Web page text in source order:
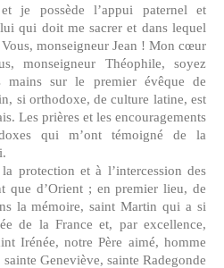
je possède l’appui paternel et
qui doit me sacrer et dans lequel
monseigneur Jean ! Mon cœur
monseigneur Théophile, soyez
mains sur le premier évêque de
si orthodoxe, de culture latine, est
Les prières et les encouragements
qui m’ont témoigné de la
protection et à l’intercession des
que d’Orient ; en premier lieu, de
la mémoire, saint Martin qui a si
de la France et, par excellence,
Irénée, notre Père aimé, homme
Geneviève, sainte Radegonde